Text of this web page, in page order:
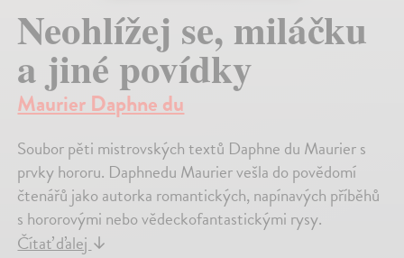
Neohlížej se, miláčku
a jiné povídky
Maurier Daphne du
Soubor pěti mistrovských textů Daphne du Maurier s
prvky hororu. Daphnedu Maurier vešla do povědomí
čtenářů jako autorka romantických, napínavých příběhů
s hororovými nebo vědeckofantastickými rysy.
Čítať ďalej↓